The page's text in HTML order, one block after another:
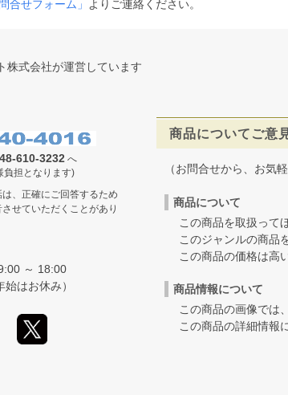
合せフォーム」 よりご連絡ください。
株式会社が運営しています
610-3232 へ
負担となります)
、正確にご回答するため
せていただくことがあり
～ 18:00
始はお休み）
商品についてご意
（お問合せから、お気
商品について
この商品を取扱って
このジャンルの商品
この商品の価格は高
商品情報について
この商品の画像では
この商品の詳細情報